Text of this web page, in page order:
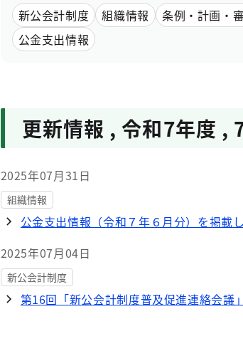
新公会計制度 組織情報 条例・計画・
公金支出情報
更新情報 , 令和7年度 ,
2025年07月31日
組織情報
公金支出情報（令和７年６月分）を掲載し
2025年07月04日
新公会計制度
第16回「新公会計制度普及促進連絡会議